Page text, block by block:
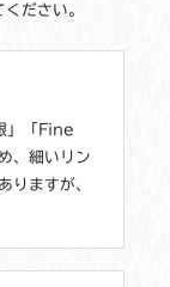
ださい。
」「Fine
、細いリン
りますが、